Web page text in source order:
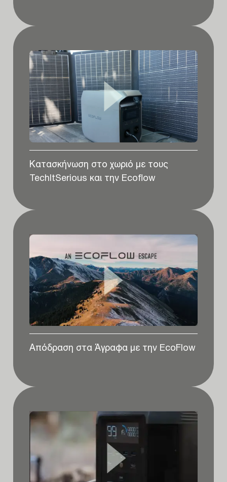
Κατασκήνωση στο χωριό με τους
TechItSerious και την Ecoflow
Απόδραση στα Άγραφα με την EcoFlow